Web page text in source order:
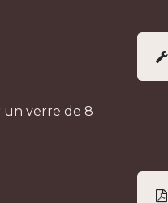
un verre de 8